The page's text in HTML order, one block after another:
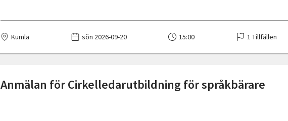
Kumla sön 2026-09-20 15:00 1 Tillfällen
Anmälan för Cirkelledarutbildning för språkbärare